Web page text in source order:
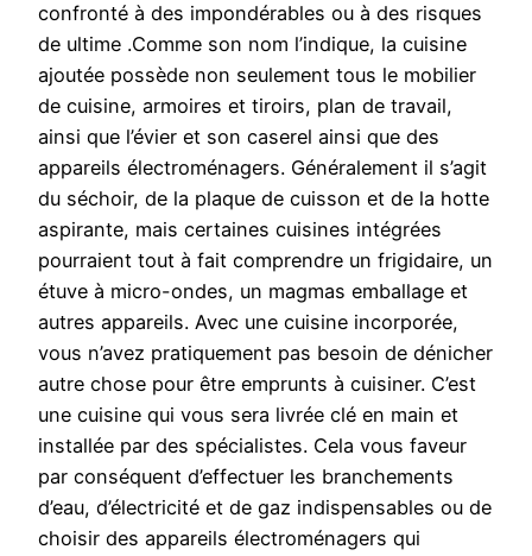
confronté à des impondérables ou à des risques
de ultime .Comme son nom l’indique, la cuisine
ajoutée possède non seulement tous le mobilier
de cuisine, armoires et tiroirs, plan de travail,
ainsi que l’évier et son caserel ainsi que des
appareils électroménagers. Généralement il s’agit
du séchoir, de la plaque de cuisson et de la hotte
aspirante, mais certaines cuisines intégrées
pourraient tout à fait comprendre un frigidaire, un
étuve à micro-ondes, un magmas emballage et
autres appareils. Avec une cuisine incorporée,
vous n’avez pratiquement pas besoin de dénicher
autre chose pour être emprunts à cuisiner. C’est
une cuisine qui vous sera livrée clé en main et
installée par des spécialistes. Cela vous faveur
par conséquent d’effectuer les branchements
d’eau, d’électricité et de gaz indispensables ou de
choisir des appareils électroménagers qui